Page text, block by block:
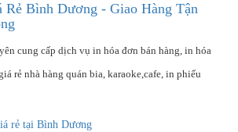
Bình Dương - Giao Hàng Tận
cung cấp dịch vụ in hóa đơn bán hàng, in hóa
rẻ nhà hàng quán bia, karaoke,cafe, in phiếu